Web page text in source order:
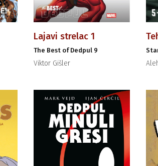
Lajavi strelac 1
The Best of Dedpul 9
Viktor Gišler